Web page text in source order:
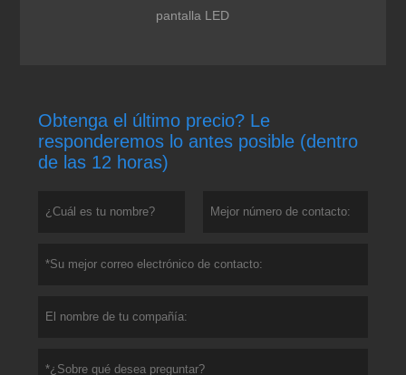
pantalla LED
Obtenga el último precio? Le
responderemos lo antes posible (dentro
de las 12 horas)